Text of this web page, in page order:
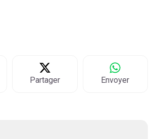
Partager Envoyer